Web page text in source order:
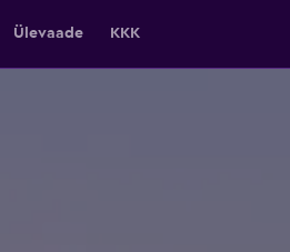
Ülevaade KKK